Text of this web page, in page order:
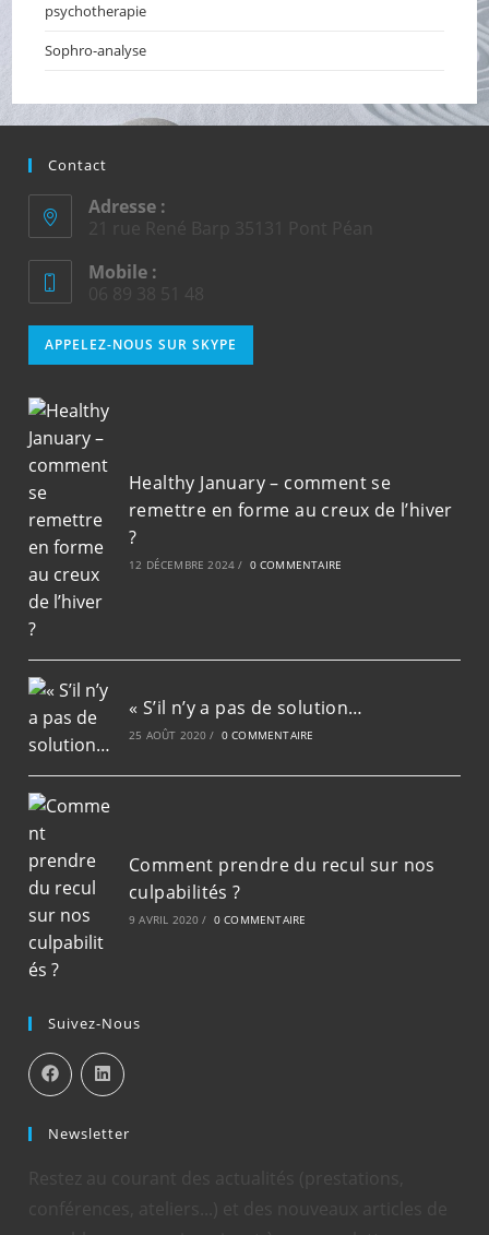
psychotherapie
Sophro-analyse
Contact
Adresse :
21 rue René Barp 35131 Pont Péan
Mobile :
06 89 38 51 48
APPELEZ-NOUS SUR SKYPE
dans
Healthy January – comment se
remettre en forme au creux de l’hiver
?
12 DÉCEMBRE 2024 / 0 COMMENTAIRE
« S’il n’y a pas de solution…
25 AOÛT 2020 / 0 COMMENTAIRE
Comment prendre du recul sur nos
culpabilités ?
9 AVRIL 2020 / 0 COMMENTAIRE
Suivez-Nous
Newsletter
Restez au courant des actualités (prestations,
conférences, ateliers...) et des nouveaux articles de